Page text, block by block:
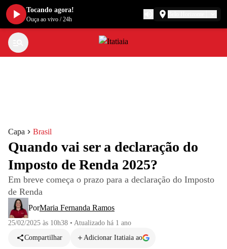
Capa Brasil
Quando vai ser a declaração do
Imposto de Renda 2025?
Em breve começa o prazo para a declaração do Imposto
de Renda
PorMaria Fernanda Ramos
25/02/2025 às 10h38 • Atualizado há 1 ano
Compartilhar
Adicionar Itatiaia ao
Tocando agora!
Ouça ao vivo /24h